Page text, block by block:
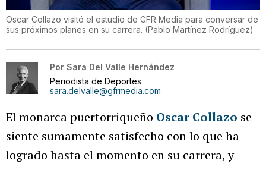
Oscar Collazo visitó el estudio de GFR Media para conversar de
sus próximos planes en su carrera. (Pablo Martínez Rodríguez)
Por Sara Del Valle Hernández
Periodista de Deportes
sara.delvalle@gfrmedia.com
El monarca puertorriqueño Oscar Collazo se
siente sumamente satisfecho con lo que ha
logrado hasta el momento en su carrera, y